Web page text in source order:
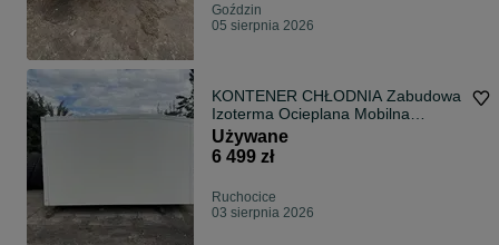
Goździn
05 sierpnia 2026
KONTENER CHŁODNIA Zabudowa
Izoterma Ocieplana Mobilna
SAUNA IDEALNA!
Używane
6 499 zł
Ruchocice
03 sierpnia 2026